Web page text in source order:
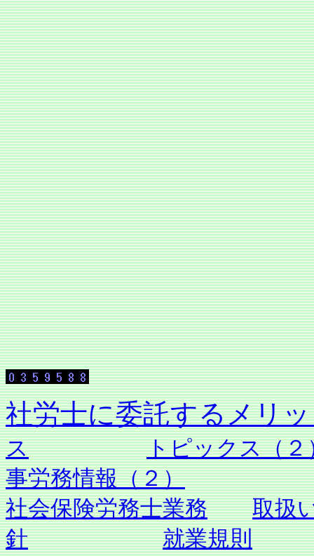
社労士に委託す
ス
トピックス（２
事労務情報（２）
社会保険労務士業務
取扱
針
就業規則